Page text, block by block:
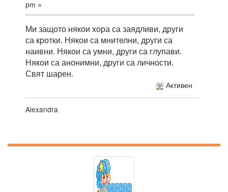
pm »
Ми защото някои хора са заядливи, други
са кротки. Някои са мнителни, други са
наивни. Някои са умни, други са глупави.
Някои са анонимни, други са личности.
Свят шарен.
Активен
Alexandra